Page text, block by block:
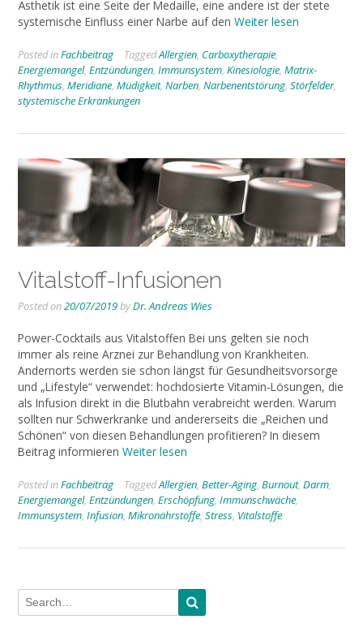
Ästhetik ist eine Seite der Medaille, eine andere ist der stete
systemische Einfluss einer Narbe auf den Weiter lesen
Posted inFachbeitrag TaggedAllergien, Carboxytherapie,
Energiemangel, Entzündungen, Immunsystem, Kinesiologie, Matrix-
Rhythmus, Meridiane, Müdigkeit, Narben, Narbenentstörung, Störfelder,
stystemische Erkrankungen
Vitalstoff-Infusionen
Posted on20/07/2019byDr. Andreas Wies
Power-Cocktails aus Vitalstoffen Bei uns gelten sie noch
immer als reine Arznei zur Behandlung von Krankheiten.
Andernorts werden sie schon längst für Gesundheitsvorsorge
und „Lifestyle“ verwendet: hochdosierte Vitamin-Lösungen, die
als Infusion direkt in die Blutbahn verabreicht werden. Warum
sollten nur Schwerkranke und andererseits die „Reichen und
Schönen“ von diesen Behandlungen profitieren? In diesem
Beitrag informieren Weiter lesen
Posted inFachbeitrag TaggedAllergien, Better-Aging, Burnout, Darm,
Energiemangel, Entzündungen, Erschöpfung, Immunschwäche,
Immunsystem, Infusion, Mikronährstoffe, Stress, Vitalstoffe